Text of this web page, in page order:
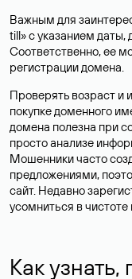
Важным для
till» с указанием даты,
Соответственно, ее
регистрации домена.
Проверять возраст и
покупке доменного
домена полезна при
просто анализе
Мошенники часто
предложениями,
сайт. Недавно
усомниться в
Как узнать,